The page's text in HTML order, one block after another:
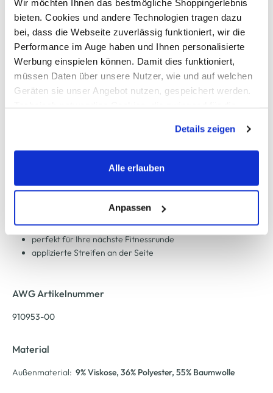
Wir möchten Ihnen das bestmögliche Shoppingerlebnis
bieten. Cookies und andere Technologien tragen dazu
bei, dass die Webseite zuverlässig funktioniert, wir die
Performance im Auge haben und Ihnen personalisierte
Werbung einspielen können. Damit dies funktioniert,
müssen Daten über unsere Nutzer, wie und auf welchen
Geräten sie unser Angebot nutzen, gespeichert werden.
werden, werden bei der Nutzung der Webseite auf jeden
Fall gesetzt. Cookies von Drittanbietern für Analyse- oder
Trackingzwecke werden nur dann aktiviert, wenn Sie das
erlauben" bzw. "Alle erlauben" klicken. Mehr dazu
(einschließlich der Möglichkeit, die Einwilligungserklärung
zu ändern oder zu widerrufen) erfahren Sie in unserem
Cookie-Hinweisbzw. derDatenschutzerklärung.
Details zeigen
Alle erlauben
Anpassen
Kostenfreie Rücksendung innerhalb 14 Tage
Kostenlose Filiallieferung in Ihre Wunschfiliale
Zur Wunschliste hinzufügen
mit Gummizug und Kordel in der Taille
Logo-Schriftzug und Logoprint auf den Beinen
hochwertige Sport Shorts von adidas
seitliche Eingriffstaschen
perfekt für Ihre nächste Fitnessrunde
applizierte Streifen an der Seite
AWG Artikelnummer
910953-00
Material
Außenmaterial: 9% Viskose, 36% Polyester, 55% Baumwolle